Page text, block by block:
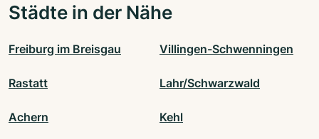
Städte in der Nähe
Freiburg im Breisgau Villingen-Schwenningen
Rastatt Lahr/Schwarzwald
Achern Kehl